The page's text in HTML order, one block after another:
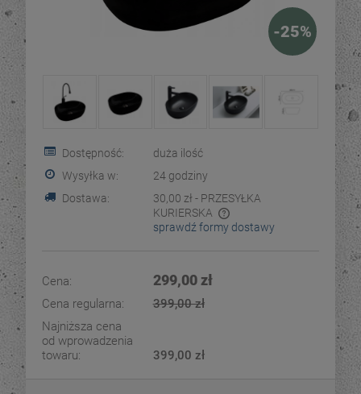
-25%
Dostępność:
duża ilość
Wysyłka w:
24 godziny
Dostawa:
30,00 zł - PRZESYŁKA
KURIERSKA
Cena nie zawiera ewentualnych kosztów płatności
sprawdź formy dostawy
Cena: 299,00 zł
Cena regularna:
399,00 zł
Najniższa cena
od wprowadzenia
towaru:
399,00 zł